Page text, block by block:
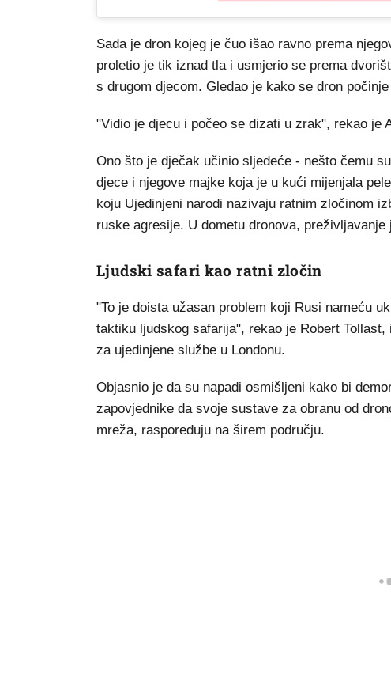
Sada je dron kojeg je čuo išao ravno prema
proletio je tik iznad tla i usmjerio se prema
s drugom djecom. Gledao je kako se dron
"Vidio je djecu i počeo se dizati u zrak", rekao je
Ono što je dječak učinio sljedeće - nešto čemu
djece i njegove majke koja je u kući mijenjala
koju Ujedinjeni narodi nazivaju ratnim zločinom
ruske agresije. U dometu dronova,
Ljudski safari kao ratni zločin
"To je doista užasan problem koji Rusi nameću
taktiku ljudskog safarija", rekao je Robert
za ujedinjene službe u Londonu.
Objasnio je da su napadi osmišljeni kako bi
zapovjednike da svoje sustave za obranu od
mreža, raspoređuju na širem području.